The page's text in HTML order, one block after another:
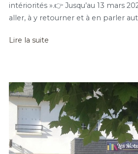
intériorités ».👉 Jusqu’au 13 mars
aller, à y retourner et à en parler
Lire la suite